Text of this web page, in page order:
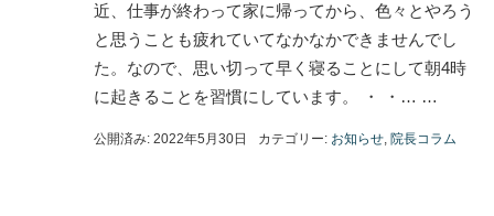
近、仕事が終わって家に帰ってから、色々とやろう
と思うことも疲れていてなかなかできませんでし
た。なので、思い切って早く寝ることにして朝4時
に起きることを習慣にしています。 ・ ・… …
公開済み: 2022年5月30日 カテゴリー: お知らせ, 院長コラム